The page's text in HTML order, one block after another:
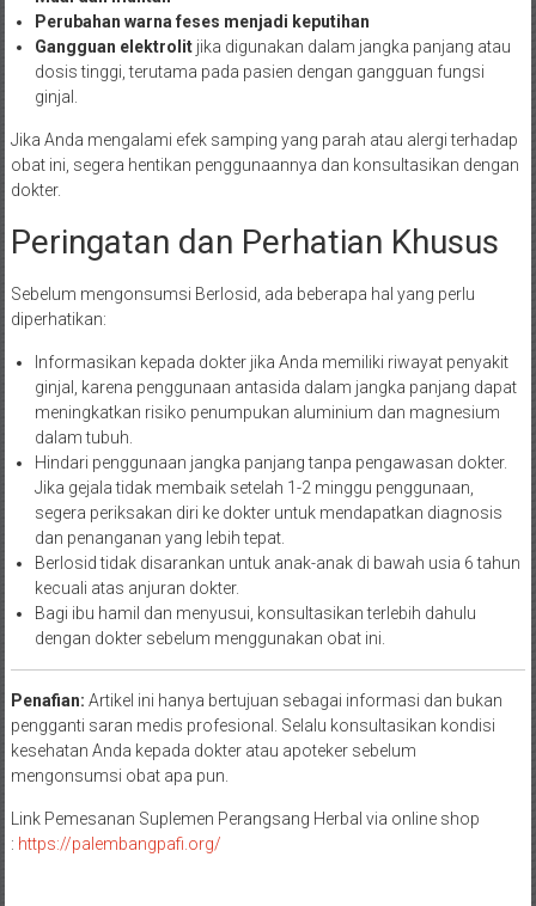
Perubahan warna feses menjadi keputihan
Gangguan elektrolitjika digunakan dalam jangka panjang atau
dosis tinggi, terutama pada pasien dengan gangguan fungsi
ginjal.
Jika Anda mengalami efek samping yang parah atau alergi terhadap
obat ini, segera hentikan penggunaannya dan konsultasikan dengan
dokter.
Peringatan dan Perhatian Khusus
Sebelum mengonsumsi Berlosid, ada beberapa hal yang perlu
diperhatikan:
Informasikan kepada dokter jika Anda memiliki riwayat penyakit
ginjal, karena penggunaan antasida dalam jangka panjang dapat
meningkatkan risiko penumpukan aluminium dan magnesium
dalam tubuh.
Hindari penggunaan jangka panjang tanpa pengawasan dokter.
Jika gejala tidak membaik setelah 1-2 minggu penggunaan,
segera periksakan diri ke dokter untuk mendapatkan diagnosis
dan penanganan yang lebih tepat.
Berlosid tidak disarankan untuk anak-anak di bawah usia 6 tahun
kecuali atas anjuran dokter.
Bagi ibu hamil dan menyusui, konsultasikan terlebih dahulu
dengan dokter sebelum menggunakan obat ini.
Penafian: Artikel ini hanya bertujuan sebagai informasi dan bukan
pengganti saran medis profesional. Selalu konsultasikan kondisi
kesehatan Anda kepada dokter atau apoteker sebelum
mengonsumsi obat apa pun.
Link Pemesanan Suplemen Perangsang Herbal via online shop
: https://palembangpafi.org/